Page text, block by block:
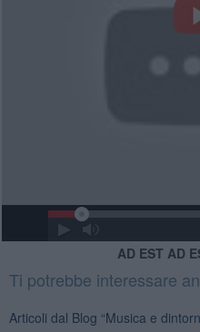
AD EST AD
Ti potrebbe interessare
Articoli dal Blog “Musica e